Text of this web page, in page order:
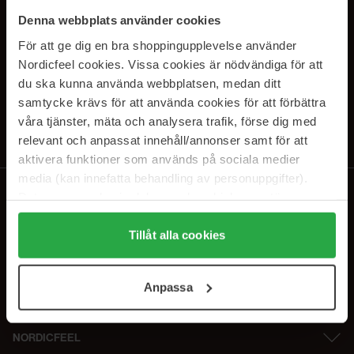
Denna webbplats använder cookies
För att ge dig en bra shoppingupplevelse använder
Nordicfeel cookies. Vissa cookies är nödvändiga för att
du ska kunna använda webbplatsen, medan ditt
samtycke krävs för att använda cookies för att förbättra
våra tjänster, mäta och analysera trafik, förse dig med
relevant och anpassat innehåll/annonser samt för att
aktivera funktioner som används på sociala medier
media (kan innefatta behandling av personuppgifter).
Genom att trycka på "Tillåt alla cookies" accepterar du
alla cookies, medan du under "Detaljer" kan anpassa
användningen av cookies. Du kan när som helst återkalla
samt vår Integritetspolicy.
Tillåt alla cookies
Anpassa
PRENUMERERA PÅ VÅRA
NYHETSBREV
E-postadress
Genom att prenumerera accepterar du vårIntegritetspolicy.
NORDICFEEL